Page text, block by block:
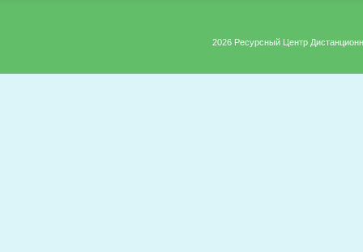
2026 Ресурсный Центр